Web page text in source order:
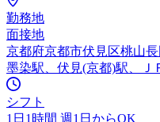
勤務地
面接地
京都府京都市伏見区桃山
墨染駅、伏見(京都)駅、Ｊ
シフト
1日1時間 週1日からOK